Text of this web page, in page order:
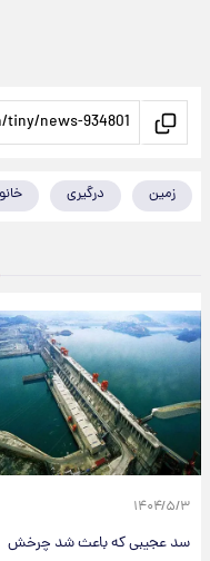
زمین درگیری
۱۴۰۴/۵/۳
سد عجیبی که باعث شد چرخش